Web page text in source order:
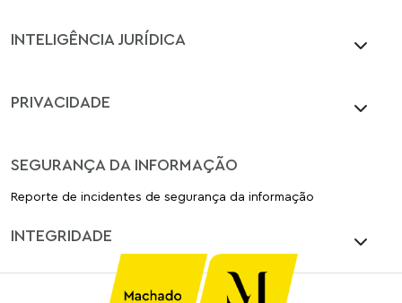
INTELIGÊNCIA JURÍDICA
PRIVACIDADE
SEGURANÇA DA INFORMAÇÃO
Reporte de incidentes de segurança da informação
INTEGRIDADE